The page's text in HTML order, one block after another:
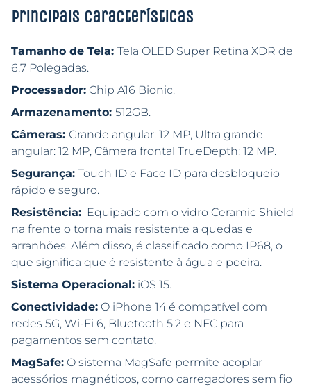
Principais características
Tamanho de Tela: Tela OLED Super Retina XDR de
6,7 Polegadas.
Processador: Chip A16 Bionic.
Armazenamento: 512GB.
Câmeras: Grande angular: 12 MP, Ultra grande
angular: 12 MP, Câmera frontal TrueDepth: 12 MP.
Segurança: Touch ID e Face ID para desbloqueio
rápido e seguro.
Resistência: Equipado com o vidro Ceramic Shield
na frente o torna mais resistente a quedas e
arranhões. Além disso, é classificado como IP68, o
que significa que é resistente à água e poeira.
Sistema Operacional: iOS 15.
Conectividade: O iPhone 14 é compatível com
redes 5G, Wi-Fi 6, Bluetooth 5.2 e NFC para
pagamentos sem contato.
MagSafe: O sistema MagSafe permite acoplar
acessórios magnéticos, como carregadores sem fio